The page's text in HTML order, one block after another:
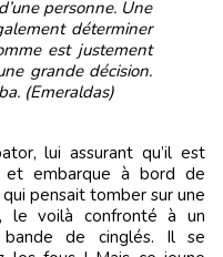
personne. Une
déterminer
est justement
grande décision.
(Emeraldas)
lui assurant qu’il est
embarque à bord de
pensait tomber sur une
le voilà confronté à un
de cinglés. Il se